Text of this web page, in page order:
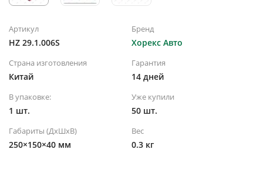
Артикул
HZ 29.1.006S
Бренд
Хорекс Авто
Страна изготовления
Китай
Гарантия
14 дней
В упаковке:
1 шт.
Уже купили
50 шт.
Габариты (ДхШхВ)
250×150×40 мм
Вес
0.3 кг